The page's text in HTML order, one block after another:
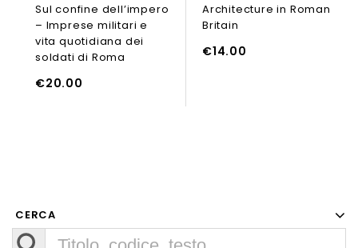
out
of
Sul confine dell’impero
– Imprese militari e
vita quotidiana dei
soldati di Roma
€20.00
out
of
Architecture in Roman
Britain
€14.00
AL CARRELLO
AGGIUNGI AL CARRELLO
CERCA